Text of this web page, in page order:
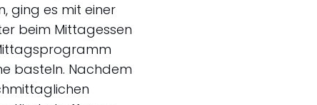
ging es mit einer
beim Mittagessen
basteln. Nachdem